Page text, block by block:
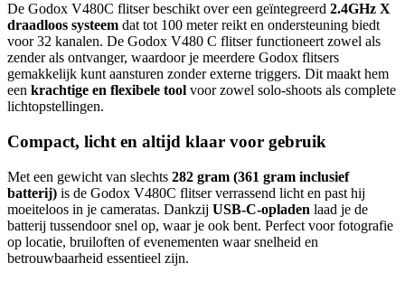
De Godox V480C flitser beschikt over een geïntegreerd 2.4GHz X
draadloos systeem dat tot 100 meter reikt en ondersteuning biedt
voor 32 kanalen. De Godox V480 C flitser functioneert zowel als
zender als ontvanger, waardoor je meerdere Godox flitsers
gemakkelijk kunt aansturen zonder externe triggers. Dit maakt hem
een krachtige en flexibele tool voor zowel solo-shoots als complete
lichtopstellingen.
Compact, licht en altijd klaar voor gebruik
Met een gewicht van slechts 282 gram (361 gram inclusief
batterij) is de Godox V480C flitser verrassend licht en past hij
moeiteloos in je cameratas. Dankzij USB-C-opladen laad je de
batterij tussendoor snel op, waar je ook bent. Perfect voor fotografie
op locatie, bruiloften of evenementen waar snelheid en
betrouwbaarheid essentieel zijn.